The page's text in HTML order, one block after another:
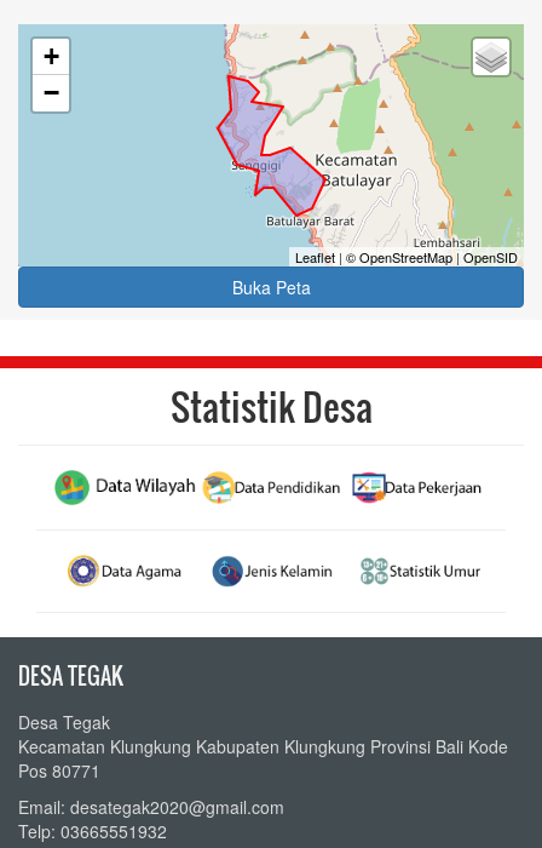
+
−
Leaflet | © OpenStreetMap| OpenSID
Buka Peta
Statistik Desa
DESA TEGAK
Desa Tegak
Kecamatan Klungkung Kabupaten Klungkung Provinsi Bali Kode
Pos 80771
Email: desategak2020@gmail.com
Telp: 03665551932